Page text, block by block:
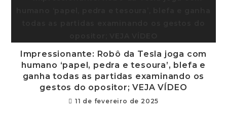
Impressionante: Robô da Tesla joga com
humano ‘papel, pedra e tesoura’, blefa e
ganha todas as partidas examinando os
gestos do opositor; VEJA VÍDEO
11 de fevereiro de 2025